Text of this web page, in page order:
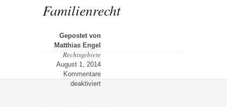
Familienrecht
Gepostet von
Matthias Engel
Rechtsgebiete
August 1, 2014
Kommentare
deaktiviertfür